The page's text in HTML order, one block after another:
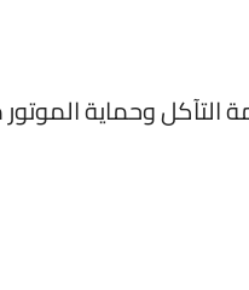
التآكل وحماية